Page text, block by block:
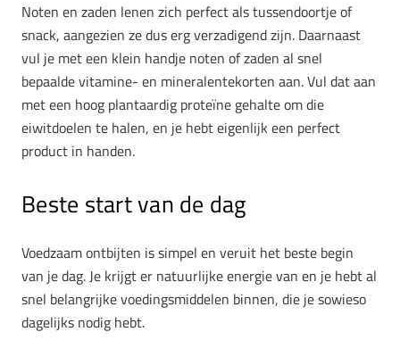
Noten en zaden lenen zich perfect als tussendoortje of
snack, aangezien ze dus erg verzadigend zijn. Daarnaast
vul je met een klein handje noten of zaden al snel
bepaalde vitamine- en mineralentekorten aan. Vul dat aan
met een hoog plantaardig proteïne gehalte om die
eiwitdoelen te halen, en je hebt eigenlijk een perfect
product in handen.
Beste start van de dag
Voedzaam ontbijten is simpel en veruit het beste begin
van je dag. Je krijgt er natuurlijke energie van en je hebt al
snel belangrijke voedingsmiddelen binnen, die je sowieso
dagelijks nodig hebt.